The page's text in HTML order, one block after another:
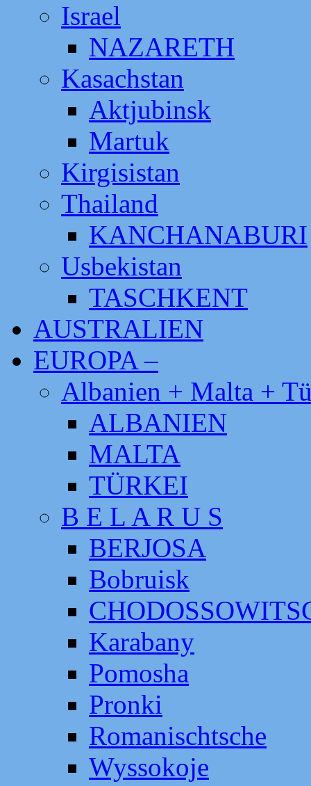
Israel
NAZARETH
Kasachstan
Aktjubinsk
Martuk
Kirgisistan
Thailand
KANCHANABURI
Usbekistan
TASCHKENT
AUSTRALIEN
EUROPA –
Albanien + Malta +
ALBANIEN
MALTA
TÜRKEI
B E L A R U S
BERJOSA
Bobruisk
Karabany
Pomosha
Pronki
Romanischtsche
Wyssokoje